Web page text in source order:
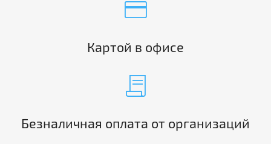
credit_card
Картой в офисе
contract
Безналичная оплата от организаций